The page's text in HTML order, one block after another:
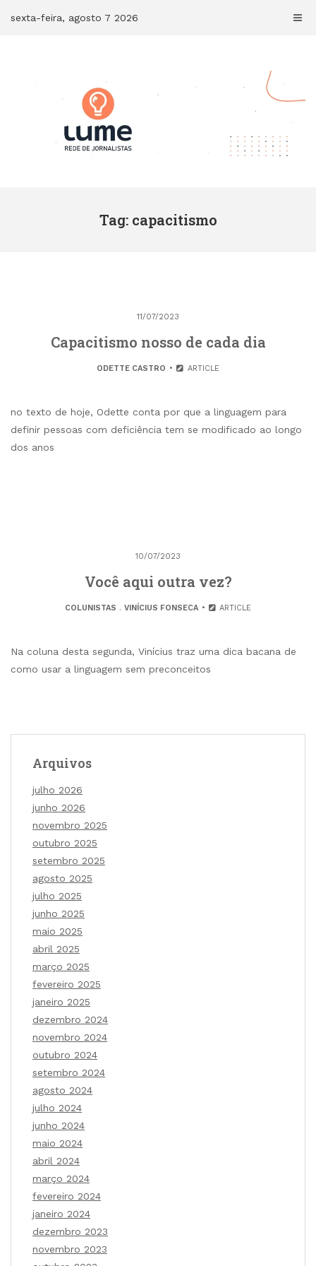
sexta-feira, agosto 7 2026
Tag: capacitismo
11/07/2023
Capacitismo nosso de cada dia
ODETTE CASTRO ARTICLE
no texto de hoje, Odette conta por que a linguagem para
definir pessoas com deficiência tem se modificado ao longo
dos anos
10/07/2023
Você aqui outra vez?
COLUNISTAS . VINÍCIUS FONSECA ARTICLE
Na coluna desta segunda, Vinícius traz uma dica bacana de
como usar a linguagem sem preconceitos
Arquivos
julho 2026
junho 2026
novembro 2025
outubro 2025
setembro 2025
agosto 2025
julho 2025
junho 2025
maio 2025
abril 2025
março 2025
fevereiro 2025
janeiro 2025
dezembro 2024
novembro 2024
outubro 2024
setembro 2024
agosto 2024
julho 2024
junho 2024
maio 2024
abril 2024
março 2024
fevereiro 2024
janeiro 2024
dezembro 2023
novembro 2023